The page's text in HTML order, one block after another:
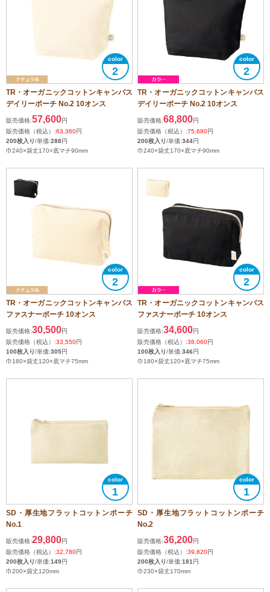
2
TR・オーガニックコットンキャンバス
デイリーポーチ No.2 10オンス
販売価格:57,600円
販売価格（税込）:63,360円
200枚入り/単価:288円
巾240×袋丈170×底マチ90mm
2
TR・オーガニックコットンキャンバス
デイリーポーチ No.2 10オンス
販売価格:68,800円
販売価格（税込）:75,680円
200枚入り/単価:344円
巾240×袋丈170×底マチ90mm
2
TR・オーガニックコットンキャンバス
ファスナーポーチ 10オンス
販売価格:30,500円
販売価格（税込）:33,550円
100枚入り/単価:305円
巾180×袋丈120×底マチ75mm
2
TR・オーガニックコットンキャンバス
ファスナーポーチ 10オンス
販売価格:34,600円
販売価格（税込）:38,060円
100枚入り/単価:346円
巾180×袋丈120×底マチ75mm
1
SD・厚生地フラットコットンポーチ
No.1
販売価格:29,800円
販売価格（税込）:32,780円
200枚入り/単価:149円
巾200×袋丈120mm
1
SD・厚生地フラットコットンポーチ
No.2
販売価格:36,200円
販売価格（税込）:39,820円
200枚入り/単価:181円
巾230×袋丈170mm